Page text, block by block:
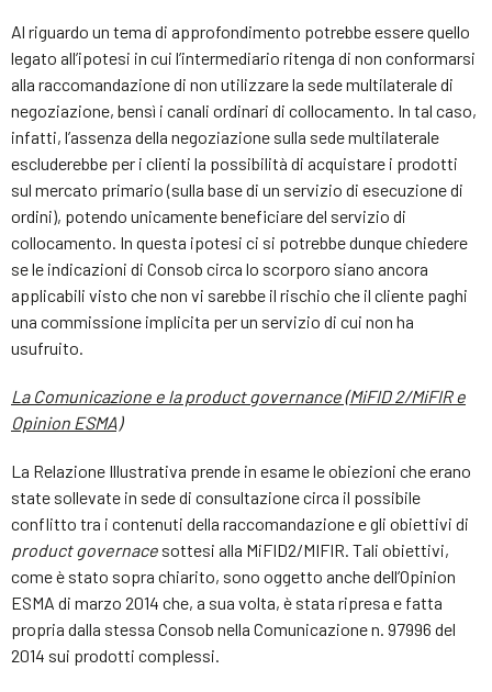
Al riguardo un tema di approfondimento potrebbe essere quello
legato all’ipotesi in cui l’intermediario ritenga di non conformarsi
alla raccomandazione di non utilizzare la sede multilaterale di
negoziazione, bensì i canali ordinari di collocamento. In tal caso,
infatti, l’assenza della negoziazione sulla sede multilaterale
escluderebbe per i clienti la possibilità di acquistare i prodotti
sul mercato primario (sulla base di un servizio di esecuzione di
ordini), potendo unicamente beneficiare del servizio di
collocamento. In questa ipotesi ci si potrebbe dunque chiedere
se le indicazioni di Consob circa lo scorporo siano ancora
applicabili visto che non vi sarebbe il rischio che il cliente paghi
una commissione implicita per un servizio di cui non ha
usufruito.
La Comunicazione e la product governance (MiFID 2/MiFIR e
Opinion ESMA)
La Relazione Illustrativa prende in esame le obiezioni che erano
state sollevate in sede di consultazione circa il possibile
conflitto tra i contenuti della raccomandazione e gli obiettivi di
product governace sottesi alla MiFID2/MIFIR. Tali obiettivi,
come è stato sopra chiarito, sono oggetto anche dell’Opinion
ESMA di marzo 2014 che, a sua volta, è stata ripresa e fatta
propria dalla stessa Consob nella Comunicazione n. 97996 del
2014 sui prodotti complessi.